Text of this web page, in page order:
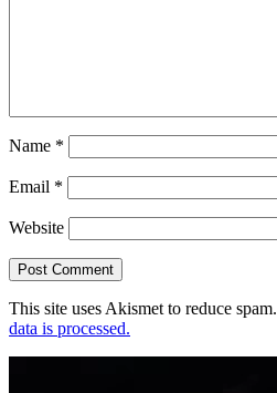
Name *
Email *
Website
This site uses Akismet to reduce spam.
data is processed.